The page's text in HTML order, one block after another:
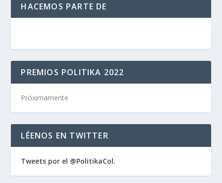
HACEMOS PARTE DE
PREMIOS POLITIKA 2022
Próximamente
LÉENOS EN TWITTER
Tweets por el @PolitikaCol.